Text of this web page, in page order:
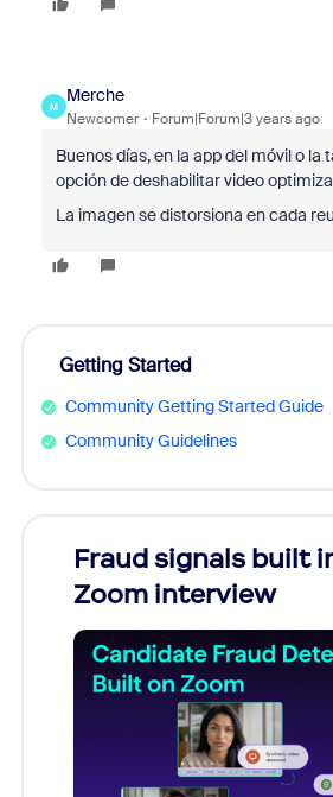
M
Merche
Newcomer Forum|Forum|3 years ago
Buenos días, en la app del móvil o la
opción de deshabilitar video
La imagen se distorsiona en cada
Getting Started
Community Getting Started Guide
Community Guidelines
Fraud signals built
Zoom interview